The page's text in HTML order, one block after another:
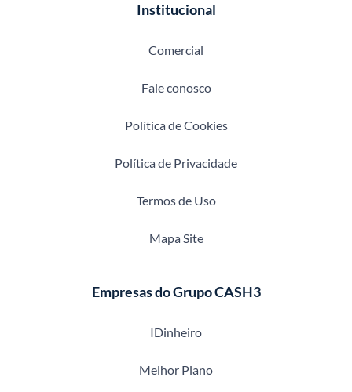
Institucional
Comercial
Fale conosco
Política de Cookies
Política de Privacidade
Termos de Uso
Mapa Site
Empresas do Grupo CASH3
IDinheiro
Melhor Plano